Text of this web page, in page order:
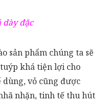
dày đặc
sản phẩm chúng ta sẽ
khá tiện lợi cho
dùng, vỏ cũng được
nhặn, tinh tế thu hút